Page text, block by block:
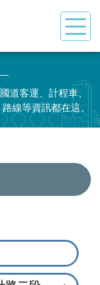
道客運、計程車、
線等資訊都在這。